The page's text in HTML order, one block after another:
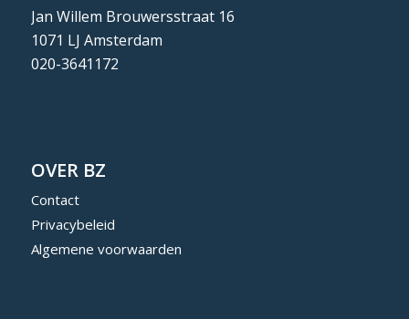
Jan Willem Brouwersstraat 16
1071 LJ Amsterdam
020-3641172
OVER BZ
Contact
Privacybeleid
Algemene voorwaarden